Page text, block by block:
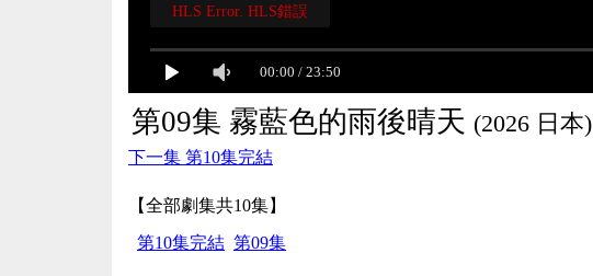
00:00 / 23:50
HLS Error. HLS錯誤
第09集 霧藍色的雨後晴天 (2026 日本)
下一集 第10集完結
【全部劇集共10集】
第10集完結 第09集